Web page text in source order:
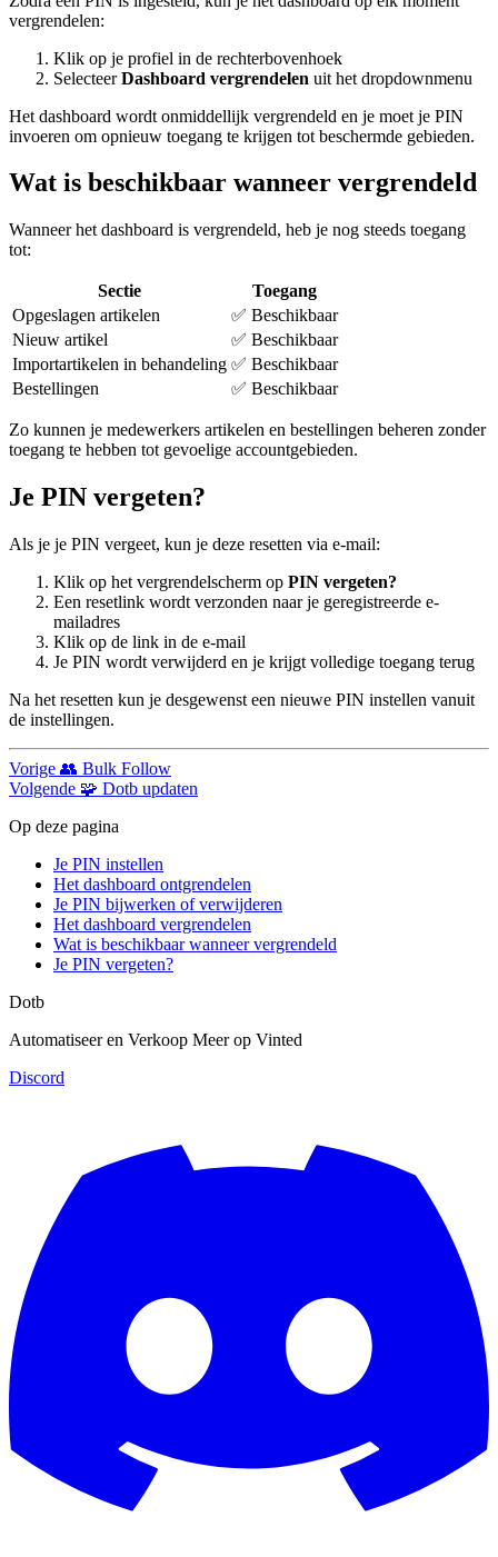
vergrendelen:
Klik op je profiel in de rechterbovenhoek
SelecteerDashboard vergrendelen uit het dropdownmenu
Het dashboard wordt onmiddellijk vergrendeld en je moet je PIN
invoeren om opnieuw toegang te krijgen tot beschermde gebieden.
Wat is beschikbaar wanneer vergrendeld
Wanneer het dashboard is vergrendeld, heb je nog steeds toegang
tot:
Sectie
Toegang
Opgeslagen artikelen
✅ Beschikbaar
Nieuw artikel
✅ Beschikbaar
Importartikelen in behandeling ✅ Beschikbaar
Bestellingen
✅ Beschikbaar
Zo kunnen je medewerkers artikelen en bestellingen beheren zonder
toegang te hebben tot gevoelige accountgebieden.
Je PIN vergeten?
Als je je PIN vergeet, kun je deze resetten via e-mail:
Klik op het vergrendelscherm op PIN vergeten?
Een resetlink wordt verzonden naar je geregistreerde e-
mailadres
Klik op de link in de e-mail
Je PIN wordt verwijderd en je krijgt volledige toegang terug
Na het resetten kun je desgewenst een nieuwe PIN instellen vanuit
de instellingen.
Vorige 👥 Bulk Follow
Volgende 🧩 Dotb updaten
Op deze pagina
Je PIN instellen
Het dashboard ontgrendelen
Je PIN bijwerken of verwijderen
Het dashboard vergrendelen
Wat is beschikbaar wanneer vergrendeld
Je PIN vergeten?
Dotb
Automatiseer en Verkoop Meer op Vinted
Discord